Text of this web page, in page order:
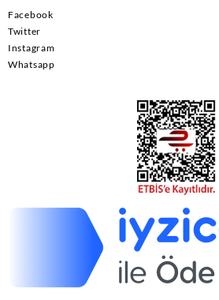
Facebook
Twitter
Instagram
Whatsapp